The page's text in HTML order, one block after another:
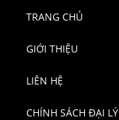
TRANG CHỦ
GIỚI THIỆU
LIÊN HỆ
CHÍNH SÁCH ĐẠI LÝ